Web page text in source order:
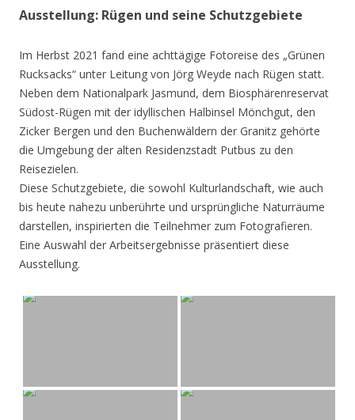
Ausstellung: Rügen und seine Schutzgebiete
Im Herbst 2021 fand eine achttägige Fotoreise des „Grünen
Rucksacks“ unter Leitung von Jörg Weyde nach Rügen statt.
Neben dem Nationalpark Jasmund, dem Biosphärenreservat
Südost-Rügen mit der idyllischen Halbinsel Mönchgut, den
Zicker Bergen und den Buchenwäldern der Granitz gehörte
die Umgebung der alten Residenzstadt Putbus zu den
Reisezielen.
Diese Schutzgebiete, die sowohl Kulturlandschaft, wie auch
bis heute nahezu unberührte und ursprüngliche Naturräume
darstellen, inspirierten die Teilnehmer zum Fotografieren.
Eine Auswahl der Arbeitsergebnisse präsentiert diese
Ausstellung.